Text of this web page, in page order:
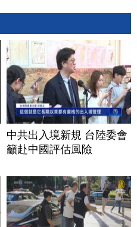
中共出入境新規 台陸委會
籲赴中國評估風險